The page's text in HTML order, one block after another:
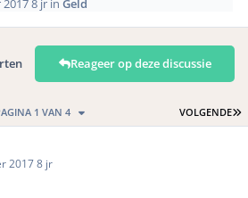
20178 jr inGeld
Reageer op deze discussie
VOLGENDE
1 VAN 4
20178 jr